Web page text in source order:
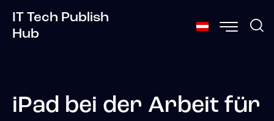
IT Tech Publish
Hub
iPad bei der Arbeit für